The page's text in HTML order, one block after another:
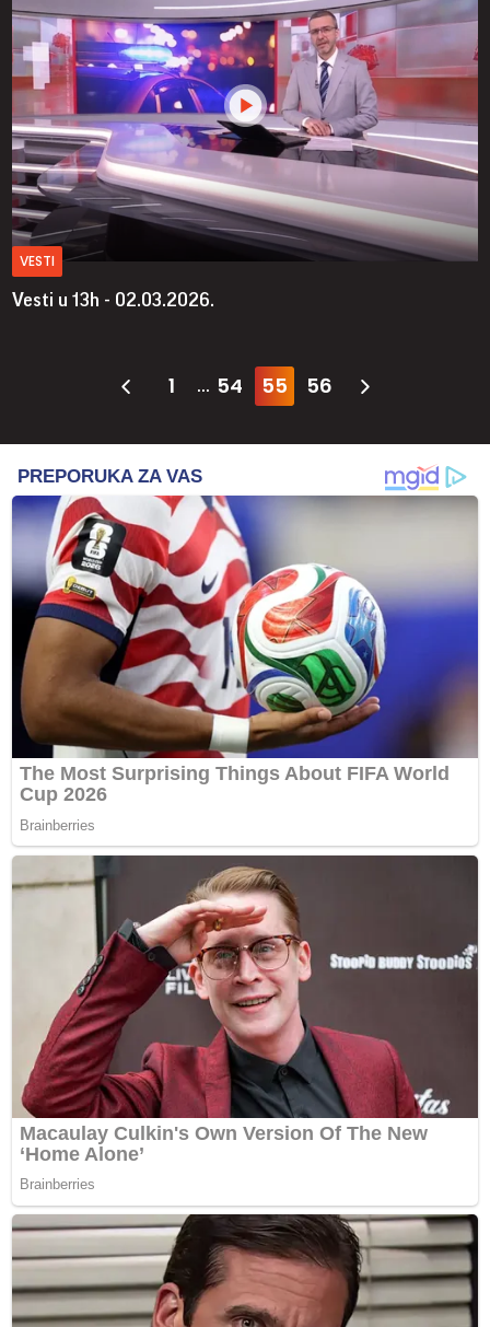
VESTI
Vesti u 13h - 02.03.2026.
1 ... 54 55 56